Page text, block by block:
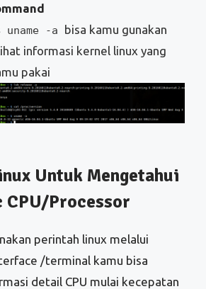
uname -a
bisa kamu gunakan
informasi kernel linux yang
pakai
Untuk Mengetahui
CPU/Processor
perintah linux melalui
/terminal kamu bisa
detail CPU mulai kecepatan